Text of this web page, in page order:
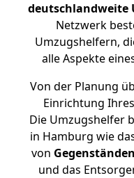
deutschlandweite
Netzwerk
Umzugshelfern,
alle Aspekte
Von der Planung
Einrichtung
Die Umzugshelfer
in Hamburg wie
von Gegenständen
und das